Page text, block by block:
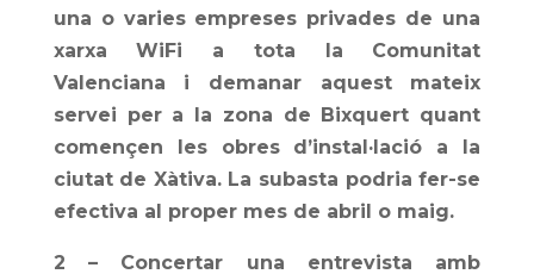
una o varies empreses privades de una
xarxa WiFi a tota la Comunitat
Valenciana i demanar aquest mateix
servei per a la zona de Bixquert quant
començen les obres d’instal·lació a la
ciutat de Xàtiva. La subasta podria fer-se
efectiva al proper mes de abril o maig.
2 – Concertar una entrevista amb